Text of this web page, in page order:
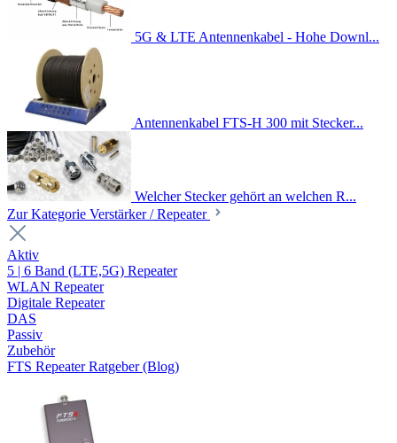
5G & LTE Antennenkabel - Hohe Downl...
Antennenkabel FTS-H 300 mit Stecker...
Welcher Stecker gehört an welchen R...
Zur Kategorie Verstärker / Repeater
Aktiv
5 | 6 Band (LTE,5G) Repeater
WLAN Repeater
Digitale Repeater
DAS
Passiv
Zubehör
FTS Repeater Ratgeber (Blog)